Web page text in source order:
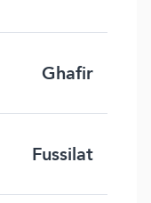
Ghafir
Fussilat